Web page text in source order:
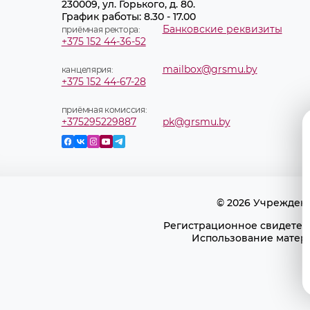
230009, ул. Горького, д. 80.
График работы: 8.30 - 17.00
приёмная ректора:
+375 152 44-36-52
Банковские реквизиты
канцелярия:
+375 152 44-67-28
mailbox@grsmu.by
приёмная комиссия:
+375295229887 pk@grsmu.by
© 2026
Регистрационное
Использование